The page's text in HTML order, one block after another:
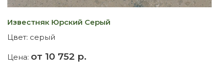
Известняк Юрский Серый
Цвет: серый
Цена: от 10 752 р.